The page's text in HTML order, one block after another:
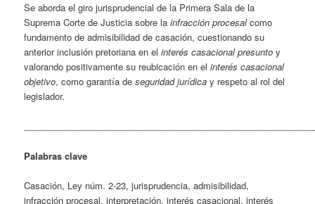
Se aborda el giro jurisprudencial de la Primera Sala de la
Suprema Corte de Justicia sobre lainfracción procesalcomo
fundamento de admisibilidad de casación, cuestionando su
anterior inclusión pretoriana en elinterés casacional presunto y
valorando positivamente su reubicación en elinterés casacional
objetivo, como garantía deseguridad jurídica y respeto al rol del
legislador.
Palabras clave
Casación, Ley núm. 2-23, jurisprudencia, admisibilidad,
infracción procesal, interpretación, interés casacional, interés